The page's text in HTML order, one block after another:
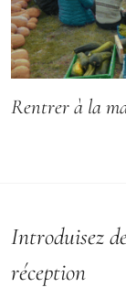
Rentrer à la
Introduisez
réception